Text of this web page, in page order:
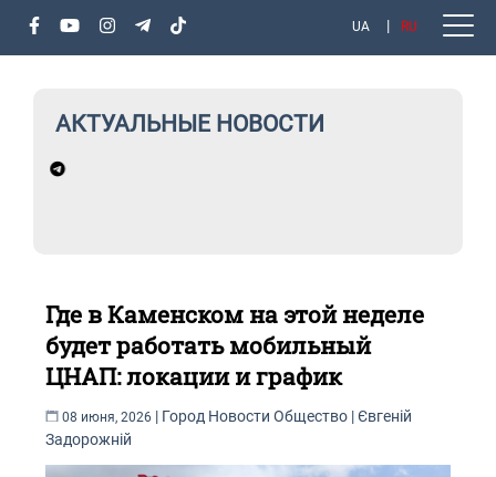
UA RU
АКТУАЛЬНЫЕ НОВОСТИ
Где в Каменском на этой неделе
будет работать мобильный
ЦНАП: локации и график
08 июня, 2026 | Город Новости Общество |Євгеній
Задорожній